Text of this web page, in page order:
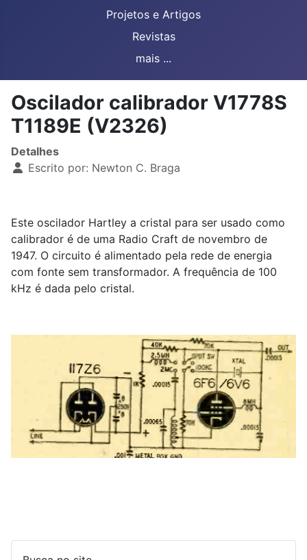
Projetos e Artigos
Revistas
mais ...
Oscilador calibrador V1778S
T1189E (V2326)
Detalhes
Escrito por: Newton C. Braga
Este oscilador Hartley a cristal para ser usado como
calibrador é de uma Radio Craft de novembro de
1947. O circuito é alimentado pela rede de energia
com fonte sem transformador. A frequência de 100
kHz é dada pelo cristal.